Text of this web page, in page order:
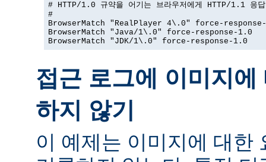
# HTTP/1.0 규약을 어기는 브라우저에게 HTTP/1.1 응
#
BrowserMatch "RealPlayer 4\.0" force-
BrowserMatch "Java/1\.0" force-response-1.0
BrowserMatch "JDK/1\.0" force-response-1.0
접근 로그에 이미지
하지 않기
이 예제는 이미지에 대한